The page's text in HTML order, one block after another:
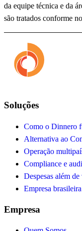
da equipe técnica e da
são tratados conforme
Soluções
Como o Dinnero
Alternativa ao
Operação
Compliance e
Despesas além de
Empresa
Empresa